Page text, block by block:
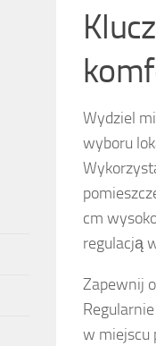
Wydziel
wyboru
cm
regulacją
Zapewnij
w miejscu